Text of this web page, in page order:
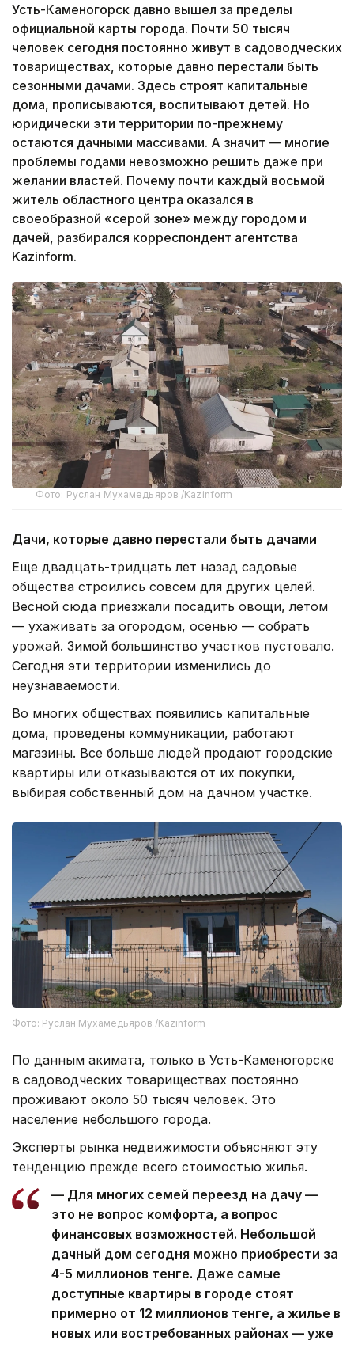
Усть-Каменогорск давно вышел за пределы
официальной карты города. Почти 50 тысяч
человек сегодня постоянно живут в садоводческих
товариществах, которые давно перестали быть
сезонными дачами. Здесь строят капитальные
дома, прописываются, воспитывают детей. Но
юридически эти территории по-прежнему
остаются дачными массивами. А значит — многие
проблемы годами невозможно решить даже при
желании властей. Почему почти каждый восьмой
житель областного центра оказался в
своеобразной «серой зоне» между городом и
дачей, разбирался корреспондент агентства
Kazinform.
Фото: Руслан Мухамедьяров /Kazinform
Дачи, которые давно перестали быть дачами
Еще двадцать-тридцать лет назад садовые
общества строились совсем для других целей.
Весной сюда приезжали посадить овощи, летом
— ухаживать за огородом, осенью — собрать
урожай. Зимой большинство участков пустовало.
Сегодня эти территории изменились до
неузнаваемости.
Во многих обществах появились капитальные
дома, проведены коммуникации, работают
магазины. Все больше людей продают городские
квартиры или отказываются от их покупки,
выбирая собственный дом на дачном участке.
Фото: Руслан Мухамедьяров /Kazinform
По данным акимата, только в Усть-Каменогорске
в садоводческих товариществах постоянно
проживают около 50 тысяч человек. Это
население небольшого города.
Эксперты рынка недвижимости объясняют эту
тенденцию прежде всего стоимостью жилья.
— Для многих семей переезд на дачу —
это не вопрос комфорта, а вопрос
финансовых возможностей. Небольшой
дачный дом сегодня можно приобрести за
4-5 миллионов тенге. Даже самые
доступные квартиры в городе стоят
примерно от 12 миллионов тенге, а жилье в
новых или востребованных районах — уже